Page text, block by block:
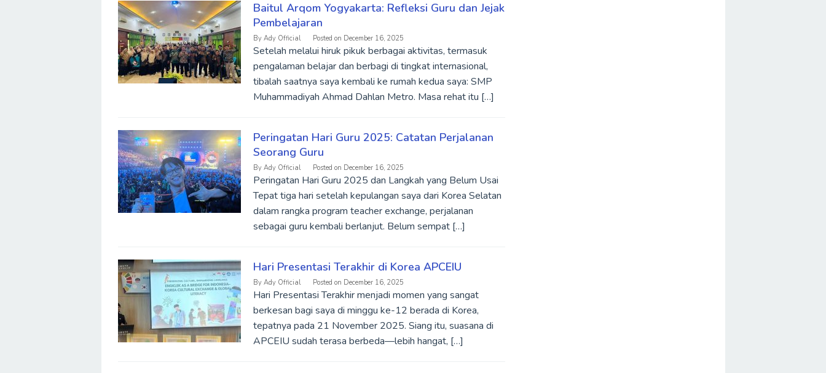
Baitul Arqom Yogyakarta: Refleksi Guru dan Jejak
Pembelajaran
By Ady Official Posted on December 16, 2025
Setelah melalui hiruk pikuk berbagai aktivitas, termasuk
pengalaman belajar dan berbagi di tingkat internasional,
tibalah saatnya saya kembali ke rumah kedua saya: SMP
Muhammadiyah Ahmad Dahlan Metro. Masa rehat itu […]
Peringatan Hari Guru 2025: Catatan Perjalanan
Seorang Guru
By Ady Official Posted on December 16, 2025
Peringatan Hari Guru 2025 dan Langkah yang Belum Usai
Tepat tiga hari setelah kepulangan saya dari Korea Selatan
dalam rangka program teacher exchange, perjalanan
sebagai guru kembali berlanjut. Belum sempat […]
Hari Presentasi Terakhir di Korea APCEIU
By Ady Official Posted on December 16, 2025
Hari Presentasi Terakhir menjadi momen yang sangat
berkesan bagi saya di minggu ke-12 berada di Korea,
tepatnya pada 21 November 2025. Siang itu, suasana di
APCEIU sudah terasa berbeda—lebih hangat, […]